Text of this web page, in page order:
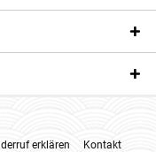
erklären
Kontakt